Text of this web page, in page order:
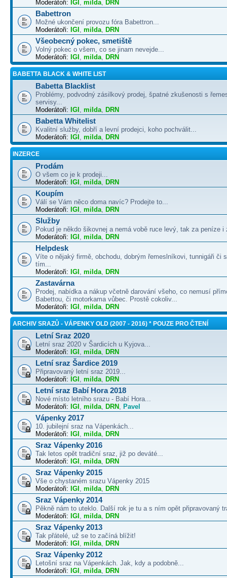
Moderátoři: IGI , milda, DRN
Babettron
Možné ukončení provozu fóra Babettron...
Moderátoři: IGI , milda, DRN
Všeobecný pokec, smetiště
Volný pokec o všem, co se jinam nevejde...
Moderátoři: IGI , milda, DRN
BABETTA BLACK & WHITE LIST
Babetta Blacklist
Problémy, podvodný zásilkový prodej, špatné zkušenosti s
servisy...
Moderátoři: IGI , milda, DRN
Babetta Whitelist
Kvalitní služby, dobří a levní prodejci, koho pochválit...
Moderátoři: IGI , milda, DRN
INZERCE
Prodám
O všem co je k prodeji...
Moderátoři: IGI , milda, DRN
Koupím
Válí se Vám něco doma navíc? Prodejte to...
Moderátoři: IGI , milda, DRN
Služby
Pokud je někdo šikovnej a nemá vobě ruce levý, tak za peníze i
Moderátoři: IGI , milda, DRN
Helpdesk
Víte o nějaký firmě, obchodu, dobrým řemeslníkovi, tunnigáři či
tím...
Moderátoři: IGI , milda, DRN
Zastavárna
Prodej, nabídka a nákup včetně darování všeho, co nemusí
Babettou, či motorkama vůbec. Prostě cokoliv...
Moderátoři: IGI , milda, DRN
ARCHIV SRAZŮ - VÁPENKY OLD (2007 - 2016) * POUZE PRO ČTENÍ
Letní Sraz 2020
Letní sraz 2020 v Šardicích u Kyjova...
Moderátoři: IGI , milda, DRN
Letní sraz Šardice 2019
Připravovaný letní sraz 2019...
Moderátoři: IGI , milda, DRN
Letní sraz Babí Hora 2018
Nové místo letního srazu - Babí Hora...
Moderátoři: IGI , milda, DRN , Pavel
Vápenky 2017
10. jubilejní sraz na Vápenkách...
Moderátoři: IGI , milda, DRN
Sraz Vápenky 2016
Tak letos opět tradiční sraz, již po deváté...
Moderátoři: IGI , milda, DRN
Sraz Vápenky 2015
Vše o chystaném srazu Vápenky 2015
Moderátoři: IGI , milda, DRN
Sraz Vápenky 2014
Pěkně nám to uteklo. Další rok je tu a s ním opět připravovaný
Moderátoři: IGI , milda, DRN
Sraz Vápenky 2013
Tak přátelé, už se to začíná blížit!
Moderátoři: IGI , milda, DRN
Sraz Vápenky 2012
Letošní sraz na Vápenkách. Jak, kdy a podobně...
Moderátoři: IGI , milda, DRN